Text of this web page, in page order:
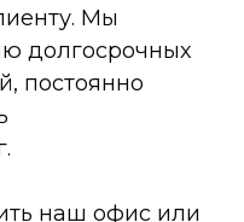
Мы
долгосрочных
постоянно
наш офис или